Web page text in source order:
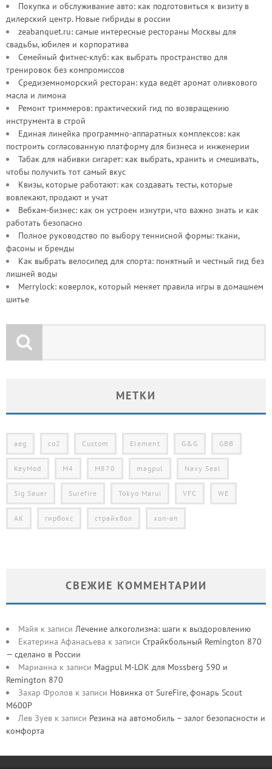
Покупка и обслуживание авто: как подготовиться к визиту в
дилерский центр. Новые гибриды в россии
zeabanquet.ru: самые интересные рестораны Москвы для
свадьбы, юбилея и корпоратива
Семейный фитнес-клуб: как выбрать пространство для
тренировок без компромиссов
Средиземноморский ресторан: куда ведёт аромат оливкового
масла и лимона
Ремонт триммеров: практический гид по возвращению
инструмента в строй
Единая линейка программно-аппаратных комплексов: как
построить согласованную платформу для бизнеса и инженерии
Табак для набивки сигарет: как выбрать, хранить и смешивать,
чтобы получить тот самый вкус
Квизы, которые работают: как создавать тесты, которые
вовлекают, продают и учат
Вебкам-бизнес: как он устроен изнутри, что важно знать и как
работать безопасно
Полное руководство по выбору теннисной формы: ткани,
фасоны и бренды
Как выбрать велосипед для спорта: понятный и честный гид без
лишней воды
Merrylock: коверлок, который меняет правила игры в домашнем
шитье
МЕТКИ
aeg co2 Custom Element G&G GBB
KeyMod M4 M870 magpul Navy Seal
Sig Sauer Surefire Tokyo Marui VFC WE
АК гирбокс страйкбол хоп-ап
СВЕЖИЕ КОММЕНТАРИИ
Майя к записи Лечение алкоголизма: шаги к выздоровлению
Екатерина Афанасьева к записи Страйкбольный Remington 870
— сделано в России
Марианна к записи Magpul M-LOK для Mossberg 590 и
Remington 870
Захар Фролов к записи Новинка от SureFire, фонарь Scout
M600P
Лев Зуев к записи Резина на автомобиль – залог безопасности и
комфорта